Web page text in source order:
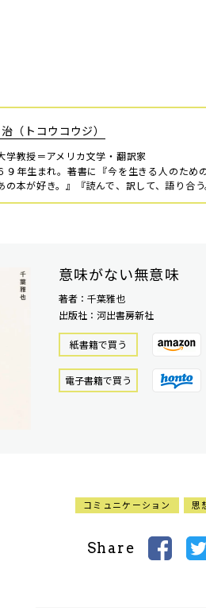
（トコウコウジ）
学教授＝アメリカ文学・翻訳家
９年生まれ。著書に『今を生きる人のため
の本が好き。』『読んで、訳して、語り合う
意味がない無意味
著者：千葉雅也
出版社：河出書房新社
紙書籍で買う
電⼦書籍で買う
コミュニケーション 思
Share